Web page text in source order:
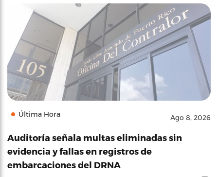
Última Hora Ago 8, 2026
Auditoría señala multas eliminadas sin
evidencia y fallas en registros de
embarcaciones del DRNA